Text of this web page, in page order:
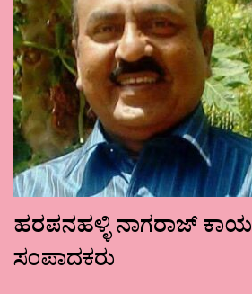
ಹರಪನಹಳ್ಳಿ ನಾಗರಾಜ್
ಸಂಪಾದಕರು